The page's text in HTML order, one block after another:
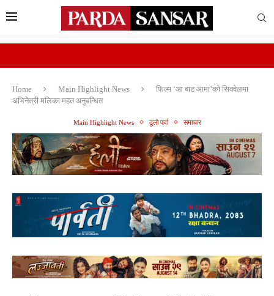
Home Main Highlight News
फिल्म ‘आ बाट आमा’को सिक्वेलमा
अभिनेत्री मलिका महत अनुबन्धित
Main Highlight News ठूलो पर्दा समाचार